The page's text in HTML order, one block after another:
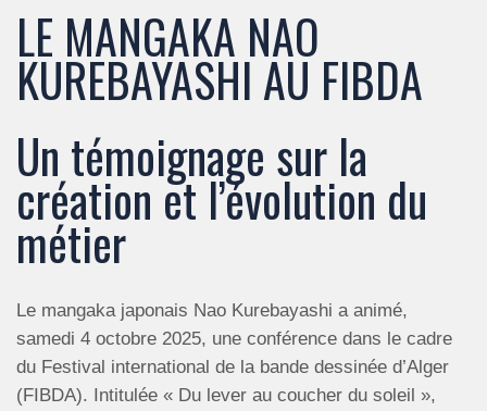
LE MANGAKA NAO
KUREBAYASHI AU FIBDA
Un témoignage sur la
création et l’évolution du
métier
Le mangaka japonais Nao Kurebayashi a animé,
samedi 4 octobre 2025, une conférence dans le cadre
du Festival international de la bande dessinée d’Alger
(FIBDA). Intitulée « Du lever au coucher du soleil »,